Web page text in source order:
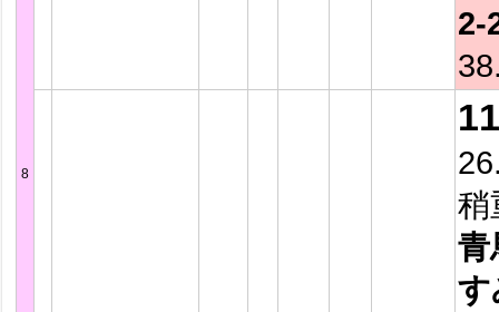
8
2-
11
稍
青
す